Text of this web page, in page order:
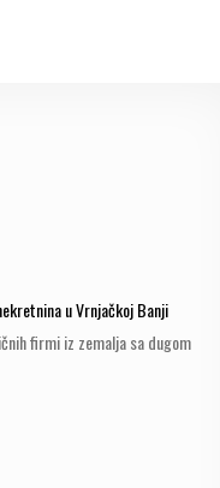
u Vrnjačkoj Banji
firmi iz zemalja sa dugom